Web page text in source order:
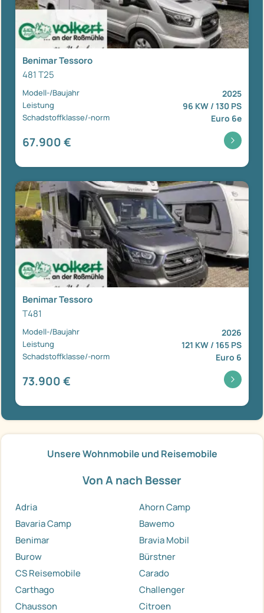
Benimar Tessoro
481 T25
Modell-/Baujahr 2025
Leistung 96 KW / 130 PS
Schadstoffklasse/-norm Euro 6e
67.900 €
Benimar Tessoro
T481
Modell-/Baujahr 2026
Leistung 121 KW / 165 PS
Schadstoffklasse/-norm Euro 6
73.900 €
Unsere Wohnmobile und Reisemobile
Von A nach Besser
Adria
Ahorn Camp
Bavaria Camp
Bawemo
Benimar
Bravia Mobil
Burow
Bürstner
CS Reisemobile
Carado
Carthago
Challenger
Chausson
Citroen